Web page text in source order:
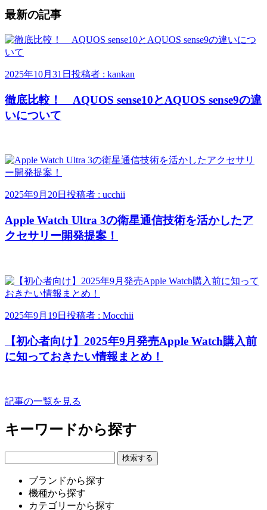
最新の記事
2025年10月31日 投稿者 : kankan
徹底比較！ AQUOS sense10とAQUOS sense9の違
いについて
2025年9月20日 投稿者 : ucchii
Apple Watch Ultra 3の衛星通信技術を活かしたア
クセサリー開発提案！
2025年9月19日 投稿者 : Mocchii
【初心者向け】2025年9月発売Apple Watch購入前
に知っておきたい情報まとめ！
記事の一覧を見る
キーワードから探す
ブランドから探す
機種から探す
カテゴリーから探す